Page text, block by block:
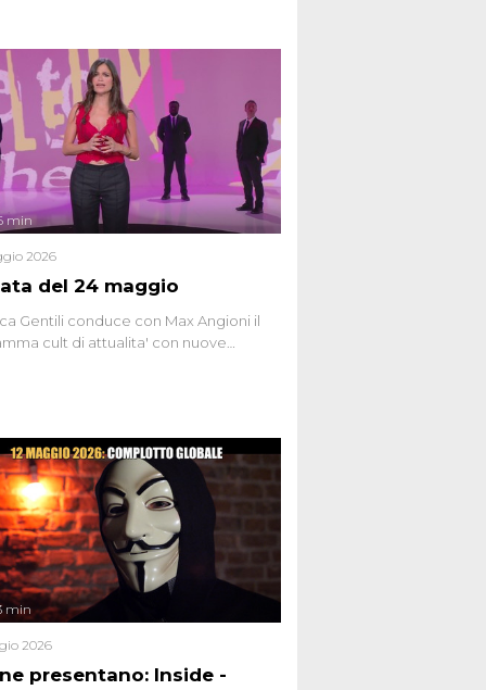
del 24 maggio
min
2026
Gentili conduce con Max Angioni il
cult di attualita' con nuove
presentano: Inside -
min
2026